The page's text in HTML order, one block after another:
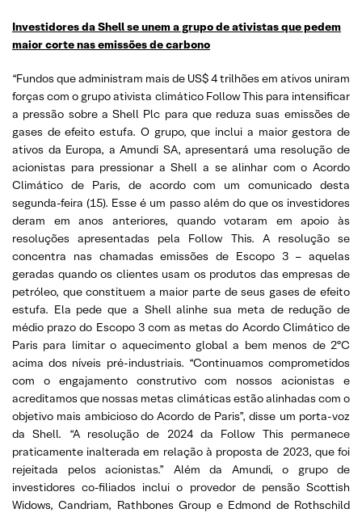
Investidores da Shell se unem a grupo de ativistas que pedem
maior corte nas emissões de carbono
“Fundos que administram mais de US$ 4 trilhões em ativos uniram
forças com o grupo ativista climático Follow This para intensificar
a pressão sobre a Shell Plc para que reduza suas emissões de
gases de efeito estufa. O grupo, que inclui a maior gestora de
ativos da Europa, a Amundi SA, apresentará uma resolução de
acionistas para pressionar a Shell a se alinhar com o Acordo
Climático de Paris, de acordo com um comunicado desta
segunda-feira (15). Esse é um passo além do que os investidores
deram em anos anteriores, quando votaram em apoio às
resoluções apresentadas pela Follow This. A resolução se
concentra nas chamadas emissões de Escopo 3 – aquelas
geradas quando os clientes usam os produtos das empresas de
petróleo, que constituem a maior parte de seus gases de efeito
estufa. Ela pede que a Shell alinhe sua meta de redução de
médio prazo do Escopo 3 com as metas do Acordo Climático de
Paris para limitar o aquecimento global a bem menos de 2ºC
acima dos níveis pré-industriais. “Continuamos comprometidos
com o engajamento construtivo com nossos acionistas e
acreditamos que nossas metas climáticas estão alinhadas com o
objetivo mais ambicioso do Acordo de Paris”, disse um porta-voz
da Shell. “A resolução de 2024 da Follow This permanece
praticamente inalterada em relação à proposta de 2023, que foi
rejeitada pelos acionistas.” Além da Amundi, o grupo de
investidores co-filiados inclui o provedor de pensão Scottish
Widows, Candriam, Rathbones Group e Edmond de Rothschild